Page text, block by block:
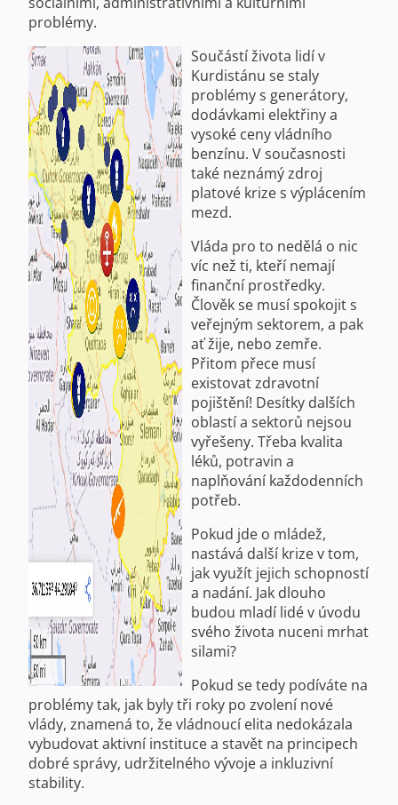
problémy.
Součástí života lidí v
Kurdistánu se staly
problémy s generátory,
dodávkami elektřiny a
vysoké ceny vládního
benzínu. V současnosti
také neznámý zdroj
platové krize s výplácením
mezd.
Vláda pro to nedělá o nic
víc než ti, kteří nemají
finanční prostředky.
Člověk se musí spokojit s
veřejným sektorem, a pak
ať žije, nebo zemře.
Přitom přece musí
existovat zdravotní
pojištění! Desítky dalších
oblastí a sektorů nejsou
vyřešeny. Třeba kvalita
léků, potravin a
naplňování každodenních
potřeb.
Pokud jde o mládež,
nastává další krize v tom,
jak využít jejich schopností
a nadání. Jak dlouho
budou mladí lidé v úvodu
svého života nuceni mrhat
silami?
Pokud se tedy podíváte na
problémy tak, jak byly tři roky po zvolení nové
vlády, znamená to, že vládnoucí elita nedokázala
vybudovat aktivní instituce a stavět na principech
dobré správy, udržitelného vývoje a inkluzivní
stability.